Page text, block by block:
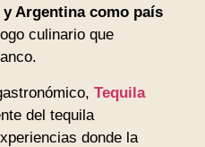
Argentina como país
culinario que
Tequila
del tequila
donde la